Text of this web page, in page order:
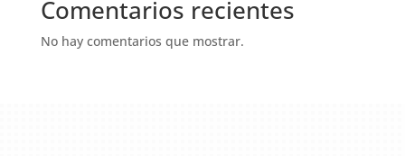
Comentarios recientes
No hay comentarios que mostrar.